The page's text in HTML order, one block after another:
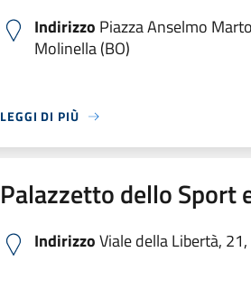
Indirizzo Piazza Anselmo
Molinella (BO)
LEGGI DI PIÙ
Palazzetto dello Sport
IndirizzoViale della Libertà,